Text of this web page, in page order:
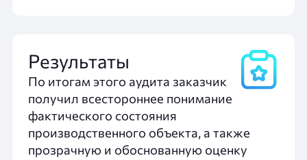
Результаты
По итогам этого аудита заказчик
получил всестороннее понимание
фактического состояния
производственного объекта, а также
прозрачную и обоснованную оценку